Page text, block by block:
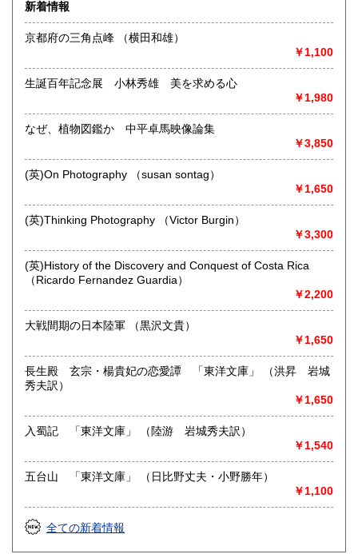
◆本の在庫について◆
当店に在庫している本はほぼ別棟倉庫に保管していますの
めになりたい場合は事前にご一報下さいませ。
沿線名：-
最寄駅：-
定休日：日曜日
書籍の買取について
-
総記、哲学宗教、歴史、社会科学、自然科学、美術工芸、国
語国文、外国文学、近代文献、趣味、外国書、サブカルチャ
ー、古書一般（その他）
新着情報
京都府の三角点峰 （横田和雄）
￥1,100
生誕百年記念展 小林秀雄 美を求める心
￥1,980
なぜ、植物図鑑か 中平卓馬映像論集
￥3,850
(英)On Photography （susan sontag）
￥1,650
(英)Thinking Photography （Victor Burgin）
￥3,300
(英)History of the Discovery and Conquest of Costa Rica
（Ricardo Fernandez Guardia）
￥2,200
大戦間期の日本陸軍 （黒沢文貴）
￥1,650
長生殿 玄宗・楊貴妃の恋愛譚 「東洋文庫」 （洪昇 岩城
秀夫訳）
￥1,650
入蜀記 「東洋文庫」 （陸游 岩城秀夫訳）
￥1,540
五台山 「東洋文庫」 （日比野丈夫・小野勝年）
￥1,100
全ての新着情報